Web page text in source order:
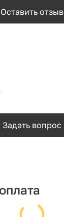
Оставить отзыв
Задать вопрос